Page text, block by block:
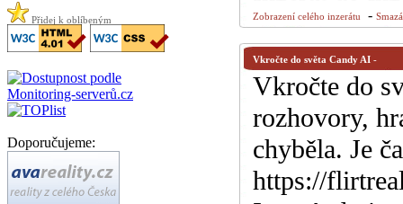
Zobrazení celého inzerátu -
Vkročte do světa Candy AI -
Vkročte do
rozhovory,
chyběla. Je
https://
Přidej k oblíbeným
Doporučujeme: